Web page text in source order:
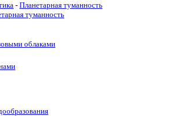
- Планетарная туманность
туманность
облаками